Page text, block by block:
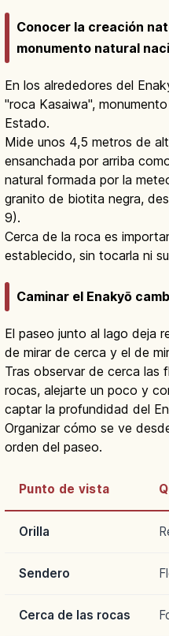
Conocer la creación
monumento natural
En los alrededores del
"roca Kasaiwa",
Estado.
Mide unos 4,5 metros de
ensanchada por arriba
natural formada por la
granito de biotita negra,
9).
Cerca de la roca es
establecido, sin tocarla ni
Caminar el Enakyō
El paseo junto al lago deja
de mirar de cerca y el de
Tras observar de cerca las
rocas, alejarte un poco y
captar la profundidad del
Organizar cómo se ve
orden del paseo.
Punto de vista
Orilla
Sendero
Cerca de las rocas